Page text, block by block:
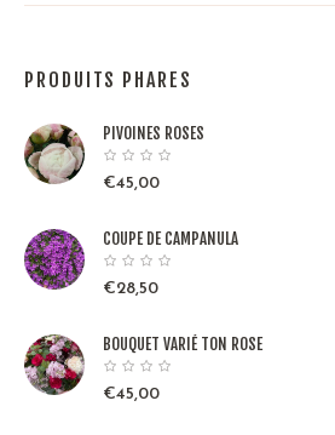
PRODUITS PHARES
PIVOINES ROSES
€45,00
COUPE DE CAMPANULA
€28,50
BOUQUET VARIÉ TON ROSE
€45,00